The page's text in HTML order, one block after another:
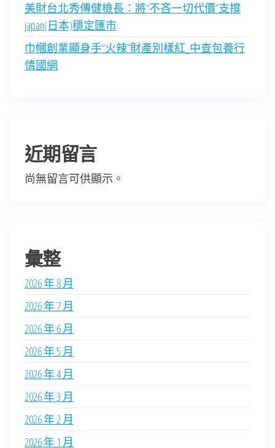
美財台北秀傳健檢長：將“不吝一切代價”支撐
japan(日本)穩定匯市
巾幗創業顯身手“火辣”財產別樣紅_中查包養行
情國網
近期留言
尚無留言可供顯示。
彙整
2026 年 8 月
2026 年 7 月
2026 年 6 月
2026 年 5 月
2026 年 4 月
2026 年 3 月
2026 年 2 月
2026 年 1 月